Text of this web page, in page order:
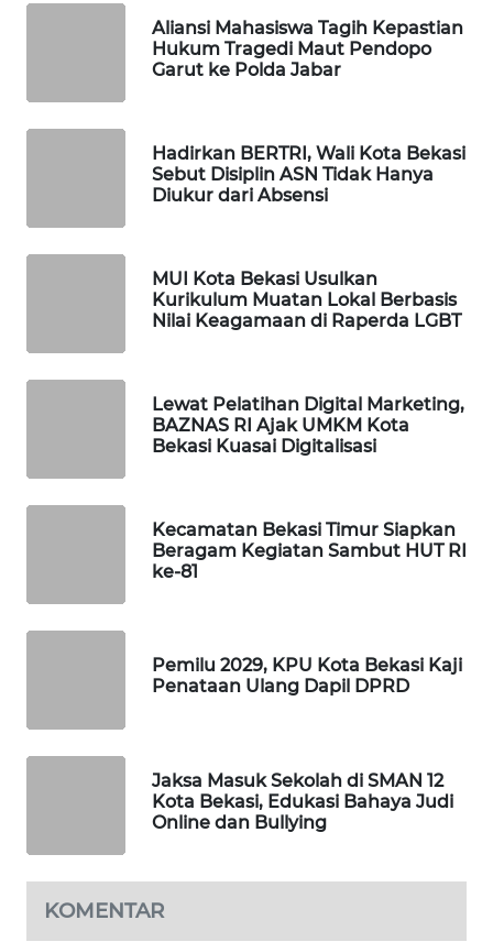
Aliansi Mahasiswa Tagih Kepastian
Hukum Tragedi Maut Pendopo
Garut ke Polda Jabar
Hadirkan BERTRI, Wali Kota Bekasi
Sebut Disiplin ASN Tidak Hanya
Diukur dari Absensi
MUI Kota Bekasi Usulkan
Kurikulum Muatan Lokal Berbasis
Nilai Keagamaan di Raperda LGBT
Lewat Pelatihan Digital Marketing,
BAZNAS RI Ajak UMKM Kota
Bekasi Kuasai Digitalisasi
Kecamatan Bekasi Timur Siapkan
Beragam Kegiatan Sambut HUT RI
ke-81
Pemilu 2029, KPU Kota Bekasi Kaji
Penataan Ulang Dapil DPRD
Jaksa Masuk Sekolah di SMAN 12
Kota Bekasi, Edukasi Bahaya Judi
Online dan Bullying
KOMENTAR
LKKI
PORTAL
TAMBANG
NEWS
SIBARAGAS
NEWS
METRO